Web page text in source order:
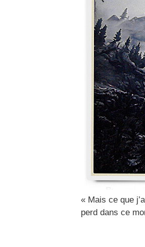
« Mais ce que
perd dans ce